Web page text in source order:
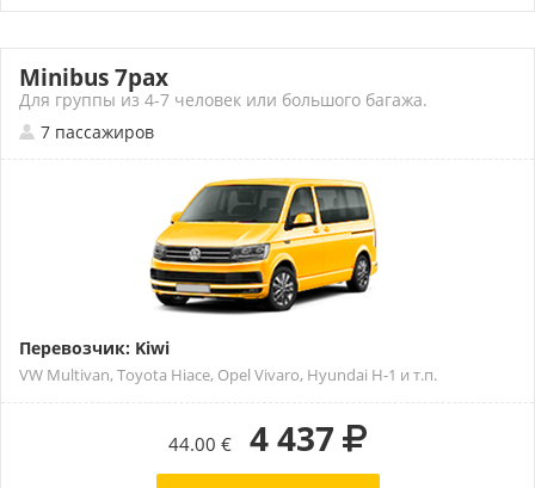
Minibus 7pax
Для группы из 4-7 человек или большого багажа.
7 пассажиров
Перевозчик: Kiwi
VW Multivan, Toyota Hiace, Opel Vivaro, Hyundai H-1 и т.п.
44.00 € 4 437